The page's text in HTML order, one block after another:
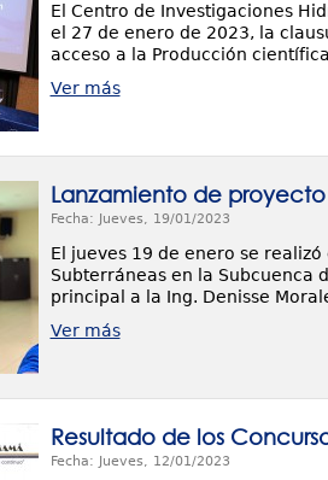
El Centro de Investigaciones
el 27 de enero de 2023, la
acceso a la Producción
Ver más
Lanzamiento de
Fecha: Jueves, 19/01/2023
El jueves 19 de enero se
Subterráneas en la Subcuenca
principal a la Ing. Denisse
Ver más
Resultado de los
Fecha: Jueves, 12/01/2023